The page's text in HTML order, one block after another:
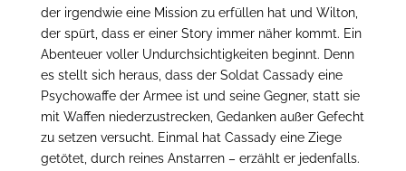
der irgendwie eine Mission zu erfüllen hat und Wilton,
der spürt, dass er einer Story immer näher kommt. Ein
Abenteuer voller Undurchsichtigkeiten beginnt. Denn
es stellt sich heraus, dass der Soldat Cassady eine
Psychowaffe der Armee ist und seine Gegner, statt sie
mit Waffen niederzustrecken, Gedanken außer Gefecht
zu setzen versucht. Einmal hat Cassady eine Ziege
getötet, durch reines Anstarren – erzählt er jedenfalls.